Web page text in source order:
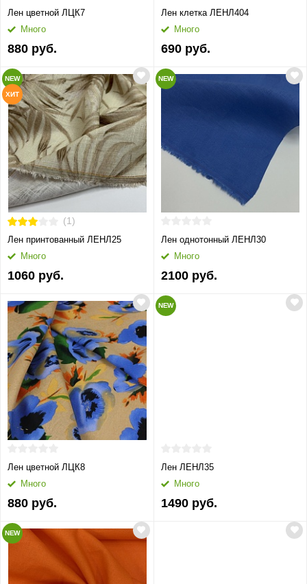
Лен цветной ЛЦК7
Много
880 руб.
Лен клетка ЛЕНЛ404
Много
690 руб.
NEW
ХИТ
(1)
Лен принтованный ЛЕНЛ25
Много
1060 руб.
NEW
Лен однотонный ЛЕНЛ30
Много
2100 руб.
Лен цветной ЛЦК8
Много
880 руб.
NEW
Лен ЛЕНЛ35
Много
1490 руб.
NEW